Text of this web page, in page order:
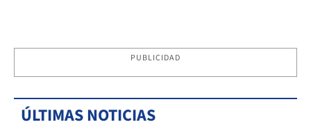
PUBLICIDAD
ÚLTIMAS NOTICIAS